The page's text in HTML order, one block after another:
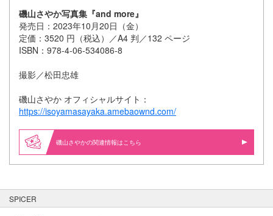
磯山さやか写真集『and more』
発売日：2023年10月20日（金）
定価：3520 円（税込）／A4 判／132 ページ
ISBN：978-4-06-534086-8
撮影／松田忠雄
磯山さやか オフィシャルサイト：
https://isoyamasayaka.amebaownd.com/
磯山さやかの関連情報はこちら
SPICER